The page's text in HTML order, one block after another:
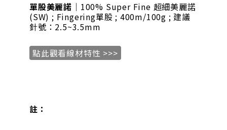
單股美麗諾 ｜100% Super Fine 超細美麗諾
(SW) ; Fingering單股 ; 400m/100g ; 建議
針號：2.5~3.5mm
點此觀看線材特性 >>>
註：